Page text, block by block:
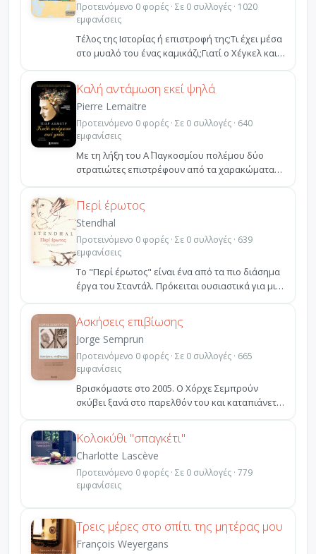
Προτεινόμενο 0 φορές · Σε 0 συλλογές · 1020
εμφανίσεις
Τέλος της Ιστορίας ή επιστροφή της;Τι έχει μέσα
στο μυαλό του ένας καμικάζι;Γιατί ο Χέγκελ και ο
Κοζ...
Καλή αντάμωση εκεί ψηλά
Pierre Lemaitre
Προτεινόμενο 0 φορές · Σε 0 συλλογές · 640
εμφανίσεις
Με τη λήξη του Α΄ Παγκοσμίου πολέμου δύο
στρατιώτες επιστρέφουν από τα χαρακώματα
φέροντας σοβαρά σω...
Περί έρωτος
Stendhal
Προτεινόμενο 0 φορές · Σε 0 συλλογές · 639
εμφανίσεις
Το "Περί έρωτος" είναι ένα από τα πιο διάσημα
έργα του Σταντάλ. Πρόκειται ουσιαστικά για μια
εξομολό...
Ασκήσεις επιβίωσης
Jorge Semprun
Προτεινόμενο 0 φορές · Σε 0 συλλογές · 665
εμφανίσεις
Βρισκόμαστε στο 2005. Ο Χόρχε Σεμπρούν
σκύβει ξανά στο παρελθόν του και καταπιάνεται
με το έργο της ...
Κολοκύθι "σπαγκέτι"
Charlotte Lascève
Προτεινόμενο 0 φορές · Σε 0 συλλογές · 779
εμφανίσεις
Τρεις μέρες στο σπίτι της μητέρας μου
François Weyergans